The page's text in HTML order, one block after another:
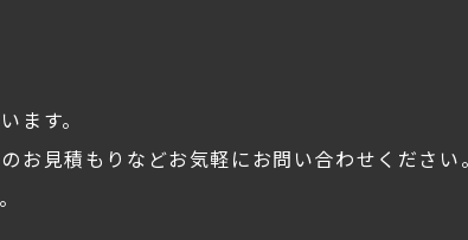
ます。
お見積もりなどお気軽にお問い合わせください